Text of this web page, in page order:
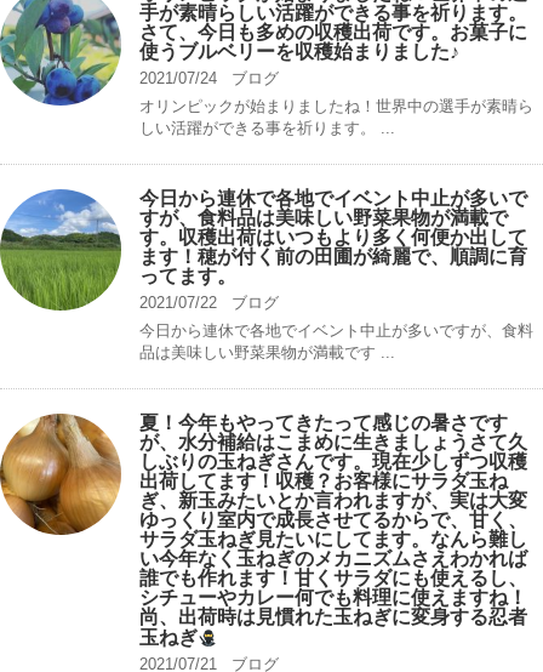
手が素晴らしい活躍ができる事を祈ります。
さて、今日も多めの収穫出荷です。お菓子に
使うブルベリーを収穫始まりました♪
2021/07/24
ブログ
オリンピックが始まりましたね！世界中の選手が素晴ら
しい活躍ができる事を祈ります。 ...
今日から連休で各地でイベント中止が多いで
すが、食料品は美味しい野菜果物が満載で
す。収穫出荷はいつもより多く何便か出して
ます！穂が付く前の田圃が綺麗で、順調に育
ってます。
2021/07/22
ブログ
今日から連休で各地でイベント中止が多いですが、食料
品は美味しい野菜果物が満載です ...
夏！今年もやってきたって感じの暑さです
が、水分補給はこまめに生きましょうさて久
しぶりの玉ねぎさんです。現在少しずつ収穫
出荷してます！収穫？お客様にサラダ玉ね
ぎ、新玉みたいとか言われますが、実は大変
ゆっくり室内で成長させてるからで、甘く、
サラダ玉ねぎ見たいにしてます。なんら難し
い今年なく玉ねぎのメカニズムさえわかれば
誰でも作れます！甘くサラダにも使えるし、
シチューやカレー何でも料理に使えますね！
尚、出荷時は見慣れた玉ねぎに変身する忍者
玉ねぎ
2021/07/21 ブログ